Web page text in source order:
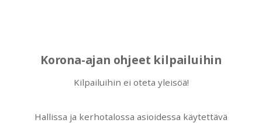
Korona-ajan ohjeet kilpailuihin
Kilpailuihin ei oteta yleisöä!
Hallissa ja kerhotalossa asioidessa käytettävä